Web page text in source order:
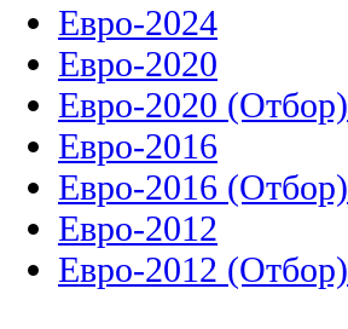
Евро-2024
Евро-2020
Евро-2020 (Отбор)
Евро-2016
Евро-2016 (Отбор)
Евро-2012
Евро-2012 (Отбор)